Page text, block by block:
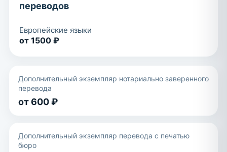
переводов
Европейские языки
от 1500 ₽
Дополнительный экземпляр нотариально заверенного
перевода
от 600 ₽
Дополнительный экземпляр перевода с печатью
бюро